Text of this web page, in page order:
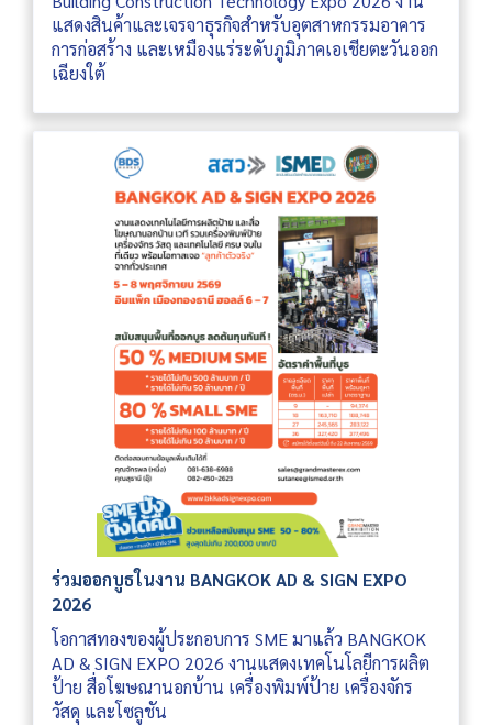
แสดงสินค้าและเจรจาธุรกิจสำหรับอุตสาหกรรมอาคาร
การก่อสร้าง และเหมืองแร่ระดับภูมิภาคเอเชียตะวันออก
เฉียงใต้
ร่วมออกบูธในงาน BANGKOK AD & SIGN EXPO
2026
โอกาสทองของผู้ประกอบการ SME มาแล้ว BANGKOK
AD & SIGN EXPO 2026 งานแสดงเทคโนโลยีการผลิต
ป้าย สื่อโฆษณานอกบ้าน เครื่องพิมพ์ป้าย เครื่องจักร
วัสดุ และโซลูชัน